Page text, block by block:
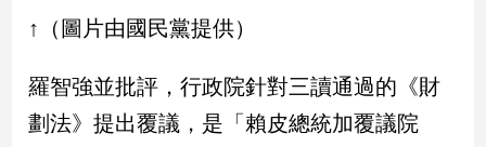
南
灣
觀
↑（圖片由國民黨提供）
羅智強並批評，行政院針對三讀通過的《財
劃法》提出覆議，是「賴皮總統加覆議院